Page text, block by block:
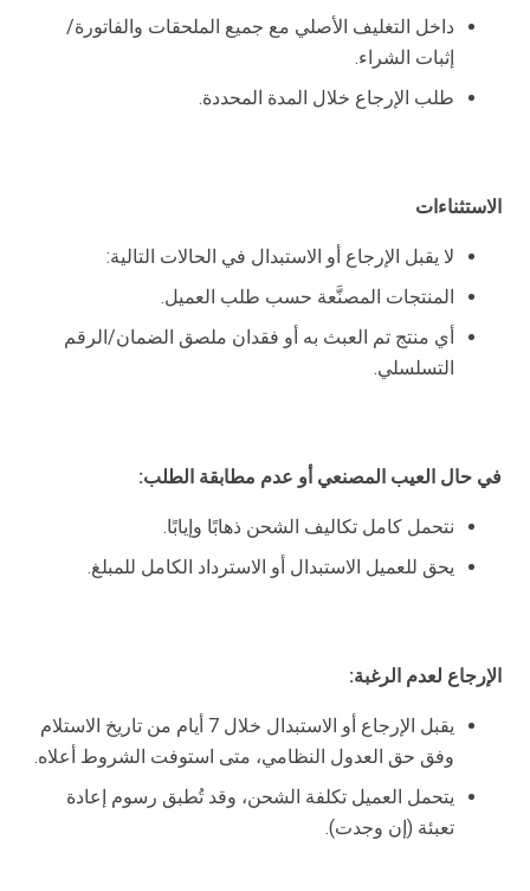
داخل التغليف الأصلي مع جميع الملحقات والفاتورة/
إثبات الشراء.
طلب الإرجاع خلال المدة المحددة.
الاستثناءات
لا يقبل الإرجاع أو الاستبدال في الحالات التالية:
المنتجات المصنَّعة حسب طلب العميل.
أي منتج تم العبث به أو فقدان ملصق الضمان/الرقم
التسلسلي.
في حال العيب المصنعي أو عدم مطابقة الطلب:
نتحمل كامل تكاليف الشحن ذهابًا وإيابًا.
يحق للعميل الاستبدال أو الاسترداد الكامل للمبلغ.
الإرجاع لعدم الرغبة:
يقبل الإرجاع أو الاستبدال خلال 7 أيام من تاريخ الاستلام
وفق حق العدول النظامي، متى استوفت الشروط أعلاه.
يتحمل العميل تكلفة الشحن، وقد تُطبق رسوم إعادة
تعبئة (إن وجدت).